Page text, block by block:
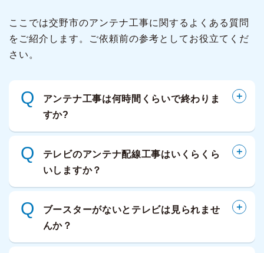
ここでは交野市のアンテナ工事に関するよくある質問
をご紹介します。ご依頼前の参考としてお役立てくだ
さい。
Q
アンテナ工事は何時間くらいで終わりま
すか?
Q
テレビのアンテナ配線工事はいくらくら
いしますか？
Q
ブースターがないとテレビは見られませ
んか？